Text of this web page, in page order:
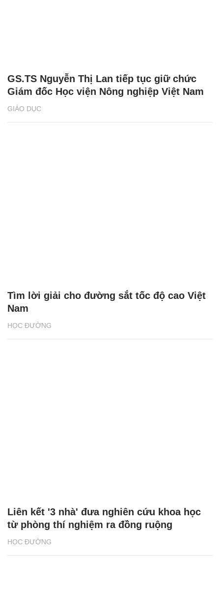
GIÁO DỤC
GS.TS Nguyễn Thị Lan tiếp tục giữ chức
Giám đốc Học viện Nông nghiệp Việt Nam
HỌC ĐƯỜNG
Tìm lời giải cho đường sắt tốc độ cao Việt
Nam
HỌC ĐƯỜNG
Liên kết '3 nhà' đưa nghiên cứu khoa học
từ phòng thí nghiệm ra đồng ruộng